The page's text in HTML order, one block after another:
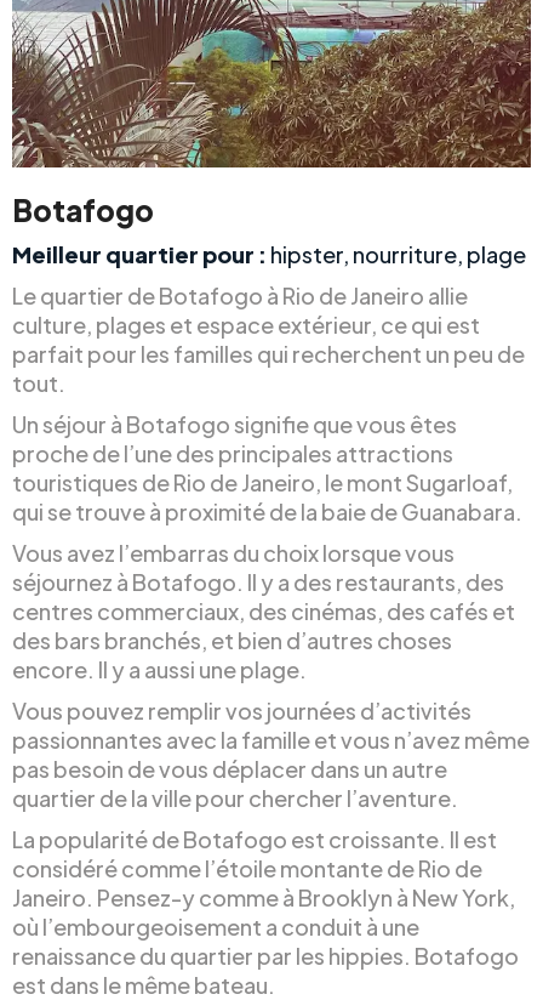
Botafogo
Meilleur quartier pour : hipster, nourriture, plage
Le quartier de Botafogo à Rio de Janeiro allie
culture, plages et espace extérieur, ce qui est
parfait pour les familles qui recherchent un peu de
tout.
Un séjour à Botafogo signifie que vous êtes
proche de l’une des principales attractions
touristiques de Rio de Janeiro, le mont Sugarloaf,
qui se trouve à proximité de la baie de Guanabara.
Vous avez l’embarras du choix lorsque vous
séjournez à Botafogo. Il y a des restaurants, des
centres commerciaux, des cinémas, des cafés et
des bars branchés, et bien d’autres choses
encore. Il y a aussi une plage.
Vous pouvez remplir vos journées d’activités
passionnantes avec la famille et vous n’avez même
pas besoin de vous déplacer dans un autre
quartier de la ville pour chercher l’aventure.
La popularité de Botafogo est croissante. Il est
considéré comme l’étoile montante de Rio de
Janeiro. Pensez-y comme à Brooklyn à New York,
où l’embourgeoisement a conduit à une
renaissance du quartier par les hippies. Botafogo
est dans le même bateau.